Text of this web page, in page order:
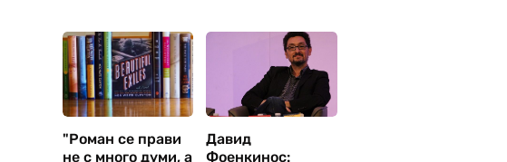
"Роман се прави
не с много думи, а
Давид
Фоенкинос: